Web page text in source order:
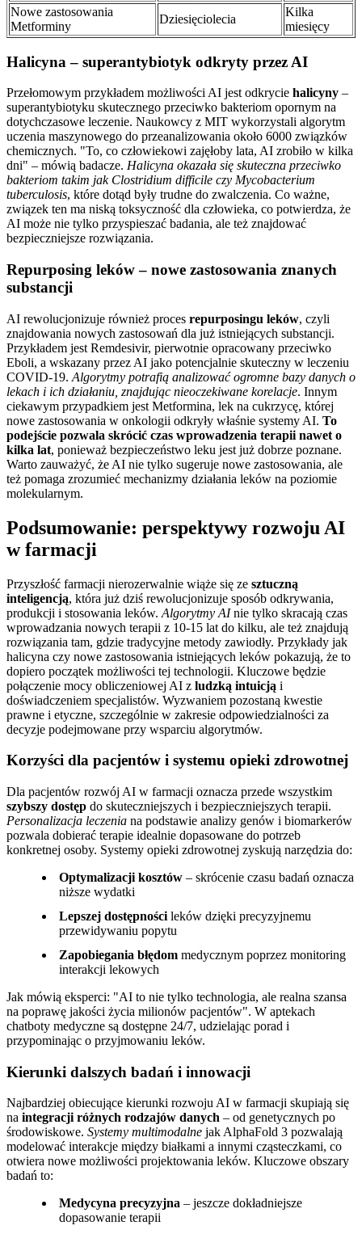
Nowe zastosowania
Metforminy
Dziesięciolecia
Kilka
miesięcy
Halicyna – superantybiotyk odkryty przez AI
Przełomowym przykładem możliwości AI jest odkrycie halicyny –
superantybiotyku skutecznego przeciwko bakteriom opornym na
dotychczasowe leczenie. Naukowcy z MIT wykorzystali algorytm
uczenia maszynowego do przeanalizowania około 6000 związków
chemicznych.
To, co człowiekowi zajęłoby lata, AI zrobiło w kilka
dni
– mówią badacze. Halicyna okazała się skuteczna przeciwko
bakteriom takim jak Clostridium difficile czy Mycobacterium
tuberculosis, które dotąd były trudne do zwalczenia. Co ważne,
związek ten ma niską toksyczność dla człowieka, co potwierdza, że
AI może nie tylko przyspieszać badania, ale też znajdować
bezpieczniejsze rozwiązania.
Repurposing leków – nowe zastosowania znanych
substancji
AI rewolucjonizuje również proces repurposingu leków, czyli
znajdowania nowych zastosowań dla już istniejących substancji.
Przykładem jest Remdesivir, pierwotnie opracowany przeciwko
Eboli, a wskazany przez AI jako potencjalnie skuteczny w leczeniu
COVID-19. Algorytmy potrafią analizować ogromne bazy danych o
lekach i ich działaniu, znajdując nieoczekiwane korelacje. Innym
ciekawym przypadkiem jest Metformina, lek na cukrzycę, której
nowe zastosowania w onkologii odkryły właśnie systemy AI. To
podejście pozwala skrócić czas wprowadzenia terapii nawet o
kilka lat, ponieważ bezpieczeństwo leku jest już dobrze poznane.
Warto zauważyć, że AI nie tylko sugeruje nowe zastosowania, ale
też pomaga zrozumieć mechanizmy działania leków na poziomie
molekularnym.
Podsumowanie: perspektywy rozwoju AI
w farmacji
Przyszłość farmacji nierozerwalnie wiąże się ze sztuczną
inteligencją, która już dziś rewolucjonizuje sposób odkrywania,
produkcji i stosowania leków. Algorytmy AInie tylko skracają czas
wprowadzania nowych terapii z 10-15 lat do kilku, ale też znajdują
rozwiązania tam, gdzie tradycyjne metody zawiodły. Przykłady jak
halicyna czy nowe zastosowania istniejących leków pokazują, że to
dopiero początek możliwości tej technologii. Kluczowe będzie
połączenie mocy obliczeniowej AI z ludzką intuicją i
doświadczeniem specjalistów. Wyzwaniem pozostaną kwestie
prawne i etyczne, szczególnie w zakresie odpowiedzialności za
decyzje podejmowane przy wsparciu algorytmów.
Korzyści dla pacjentów i systemu opieki zdrowotnej
Dla pacjentów rozwój AI w farmacji oznacza przede wszystkim
szybszy dostęp do skuteczniejszych i bezpieczniejszych terapii.
Personalizacja leczenia na podstawie analizy genów i biomarkerów
pozwala dobierać terapie idealnie dopasowane do potrzeb
konkretnej osoby. Systemy opieki zdrowotnej zyskują narzędzia do:
Optymalizacji kosztów – skrócenie czasu badań oznacza
niższe wydatki
Lepszej dostępności leków dzięki precyzyjnemu
przewidywaniu popytu
Zapobiegania błędom medycznym poprzez monitoring
interakcji lekowych
Jak mówią eksperci:
AI to nie tylko technologia, ale realna szansa
na poprawę jakości życia milionów pacjentów . W aptekach
chatboty medyczne są dostępne 24/7, udzielając porad i
przypominając o przyjmowaniu leków.
Kierunki dalszych badań i innowacji
Najbardziej obiecujące kierunki rozwoju AI w farmacji skupiają się
na integracji różnych rodzajów danych – od genetycznych po
środowiskowe. Systemy multimodalne jak AlphaFold 3 pozwalają
modelować interakcje między białkami a innymi cząsteczkami, co
otwiera nowe możliwości projektowania leków. Kluczowe obszary
badań to:
Medycyna precyzyjna – jeszcze dokładniejsze
dopasowanie terapii